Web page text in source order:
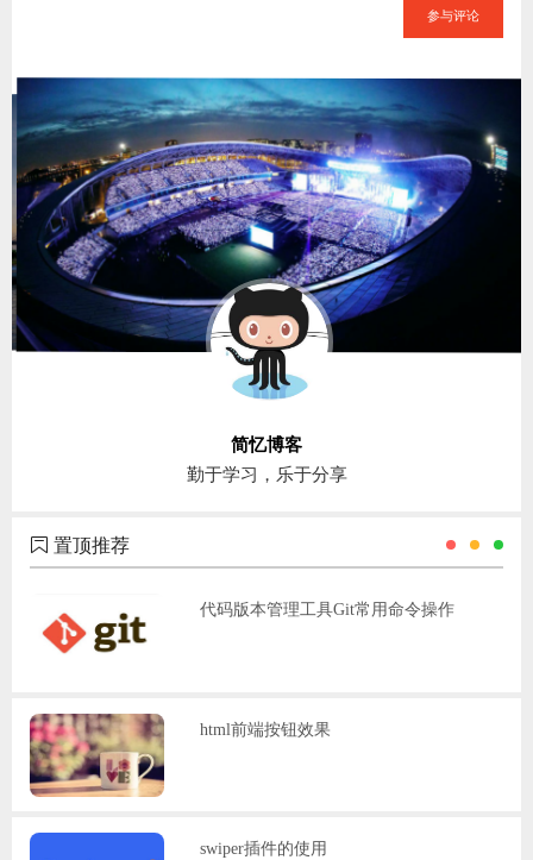
参与评论
简忆博客
勤于学习，乐于分享
置顶推荐
代码版本管理工具Git常用命令操作
html前端按钮效果
swiper插件的使用